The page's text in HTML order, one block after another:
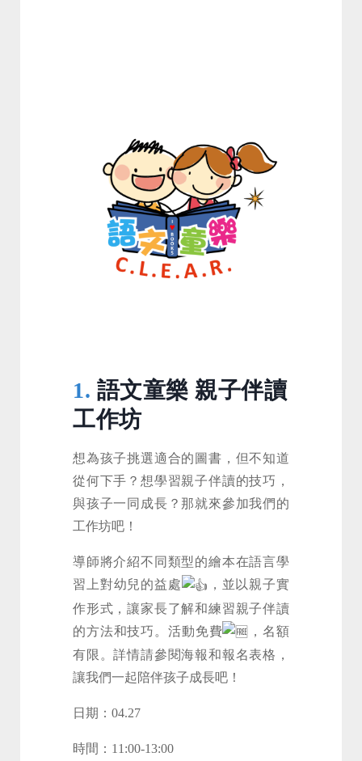
1. 語文童樂 親子伴讀
工作坊
想為孩子挑選適合的圖書，但不知道
從何下手？想學習親子伴讀的技巧，
與孩子一同成長？那就來參加我們的
工作坊吧！
導師將介紹不同類型的繪本在語言學
習上對幼兒的益處
，並以親子實
作形式，讓家長了解和練習親子伴讀
的方法和技巧。活動免費
，名額
有限。詳情請參閱海報和報名表格，
讓我們一起陪伴孩子成長吧！
日期：04.27
時間：11:00-13:00